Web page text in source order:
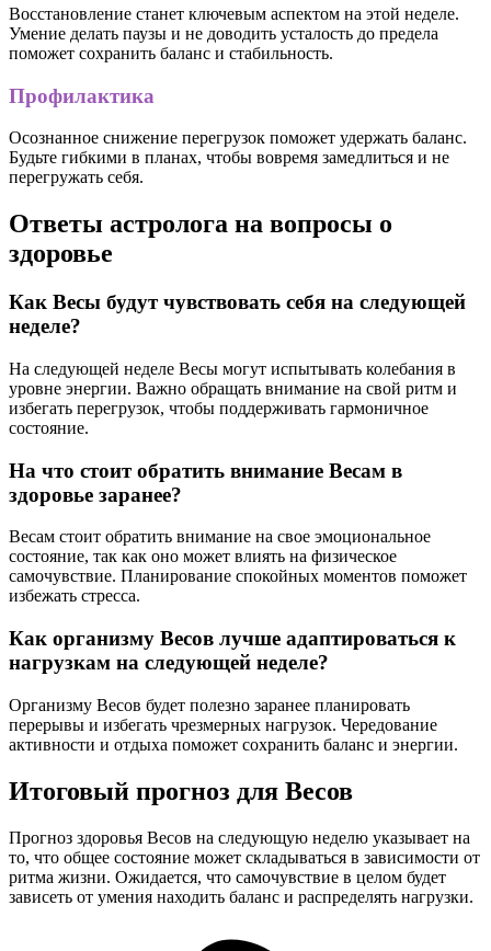
Восстановление станет ключевым аспектом на этой неделе.
Умение делать паузы и не доводить усталость до предела
поможет сохранить баланс и стабильность.
Профилактика
Осознанное снижение перегрузок поможет удержать баланс.
Будьте гибкими в планах, чтобы вовремя замедлиться и не
перегружать себя.
Ответы астролога на вопросы о
здоровье
Как Весы будут чувствовать себя на следующей
неделе?
На следующей неделе Весы могут испытывать колебания в
уровне энергии. Важно обращать внимание на свой ритм и
избегать перегрузок, чтобы поддерживать гармоничное
состояние.
На что стоит обратить внимание Весам в
здоровье заранее?
Весам стоит обратить внимание на свое эмоциональное
состояние, так как оно может влиять на физическое
самочувствие. Планирование спокойных моментов поможет
избежать стресса.
Как организму Весов лучше адаптироваться к
нагрузкам на следующей неделе?
Организму Весов будет полезно заранее планировать
перерывы и избегать чрезмерных нагрузок. Чередование
активности и отдыха поможет сохранить баланс и энергии.
Итоговый прогноз для Весов
Прогноз здоровья Весов на следующую неделю указывает на
то, что общее состояние может складываться в зависимости от
ритма жизни. Ожидается, что самочувствие в целом будет
зависеть от умения находить баланс и распределять нагрузки.